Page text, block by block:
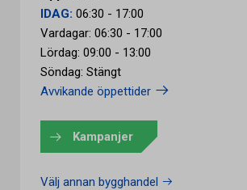
IDAG: 06:30 - 17:00
Vardagar: 06:30 - 17:00
Lördag: 09:00 - 13:00
Söndag: Stängt
Avvikande öppettider
Kampanjer
Välj annan bygghandel